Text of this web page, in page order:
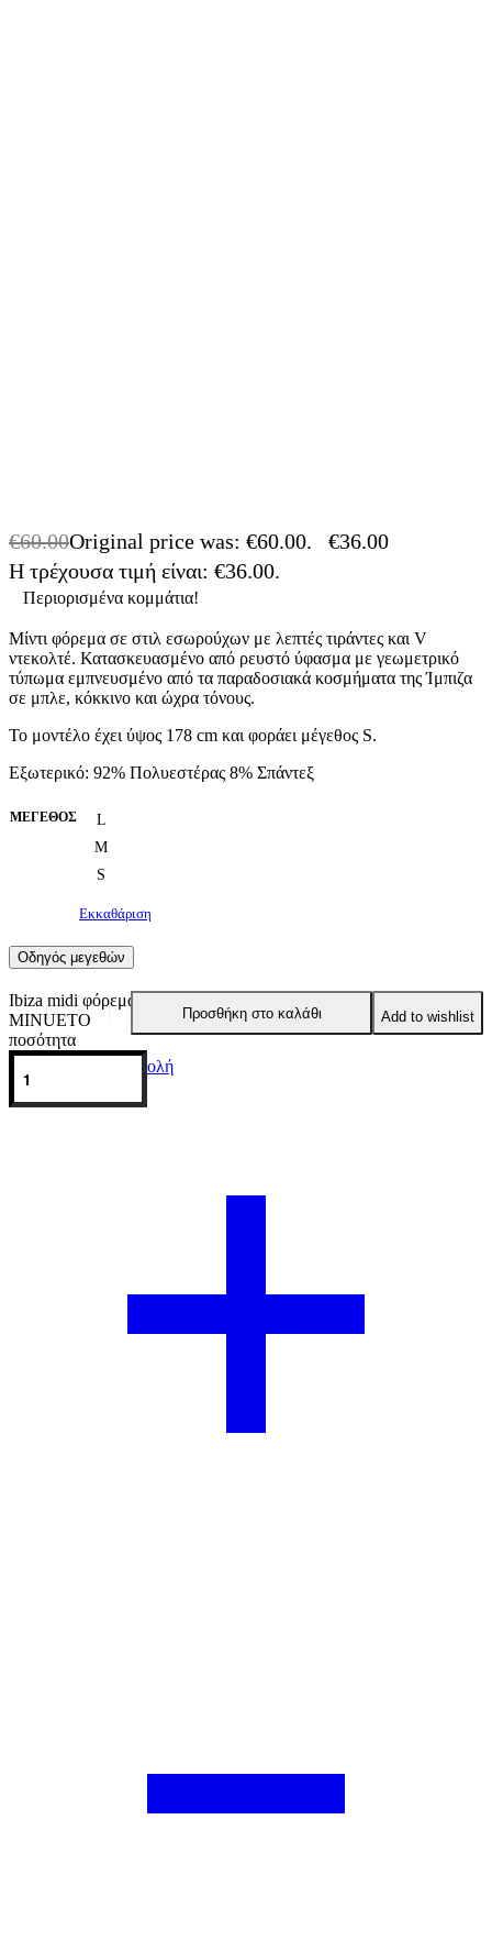
€60.00Original price was: €60.00. €36.00
Η τρέχουσα τιμή είναι: €36.00.
Περιορισμένα κομμάτια!
Μίντι φόρεμα σε στιλ εσωρούχων με λεπτές τιράντες και V
ντεκολτέ. Κατασκευασμένο από ρευστό ύφασμα με γεωμετρικό
τύπωμα εμπνευσμένο από τα παραδοσιακά κοσμήματα της Ίμπιζα
σε μπλε, κόκκινο και ώχρα τόνους.
Το μοντέλο έχει ύψος 178 cm και φοράει μέγεθος S.
Εξωτερικό: 92% Πολυεστέρας 8% Σπάντεξ
ΜΈΓΕΘΟΣ
L
M
S
Εκκαθάριση
Οδηγός μεγεθών
Ibiza midi φόρεμα
MINUETO
ποσότητα
Προσθήκη στο καλάθι Add to wishlist
Πληρωμή & Αποστολή